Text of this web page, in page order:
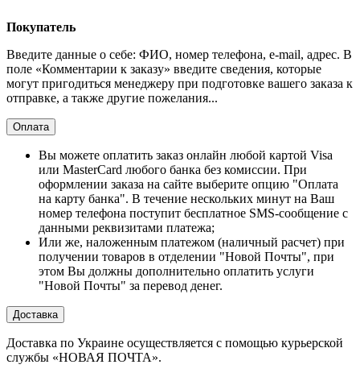
Покупатель
Введите данные о себе: ФИО, номер телефона, e-mail, адрес. В
поле «Комментарии к заказу» введите сведения, которые
могут пригодиться менеджеру при подготовке вашего заказа к
отправке, а также другие пожелания...
Оплата
Вы можете оплатить заказ онлайн любой картой Visa
или MasterCard любого банка без комиссии. При
оформлении заказа на сайте выберите опцию "Оплата
на карту банка". В течение нескольких минут на Ваш
номер телефона поступит бесплатное SMS-сообщение с
данными реквизитами платежа;
Или же, наложенным платежом (наличный расчет) при
получении товаров в отделении "Новой Почты", при
этом Вы должны дополнительно оплатить услуги
"Новой Почты" за перевод денег.
Доставка
Доставка по Украине осуществляется с помощью курьерской
службы «НОВАЯ ПОЧТА».